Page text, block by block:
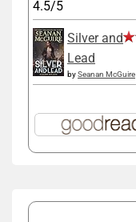
4.5/5
Silver and
Lead
bySeanan McGuire